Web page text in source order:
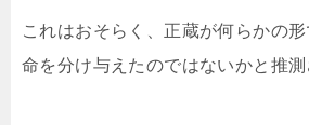
これはおそらく、正蔵が何らかの
命を分け与えたのではないかと推測